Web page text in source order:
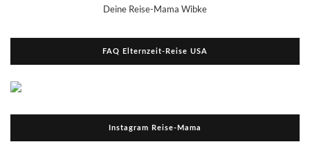
Deine Reise-Mama Wibke
FAQ Elternzeit-Reise USA
Instagram Reise-Mama